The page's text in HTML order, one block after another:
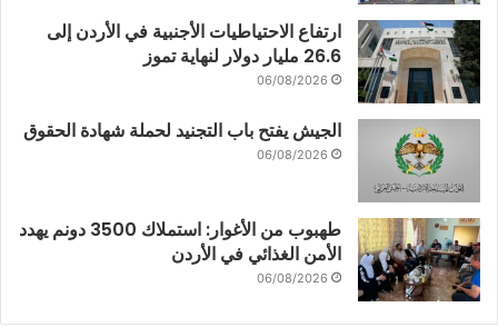
ارتفاع الاحتياطيات الأجنبية في الأردن إلى
26.6 مليار دولار لنهاية تموز
06/08/2026
الجيش يفتح باب التجنيد لحملة شهادة الحقوق
06/08/2026
طهبوب من الأغوار: استملاك 3500 دونم يهدد
الأمن الغذائي في الأردن
06/08/2026